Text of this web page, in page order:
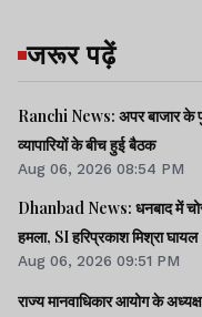
जरूर पढ़ें
Ranchi News: अपर बाजार के
व्यापारियों के बीच हुई बैठक
Aug 06, 2026 08:54 PM
Dhanbad News: धनबाद में
हमला, SI हरिप्रकाश मिश्रा घायल
Aug 06, 2026 09:51 PM
राज्य मानवाधिकार आयोग के